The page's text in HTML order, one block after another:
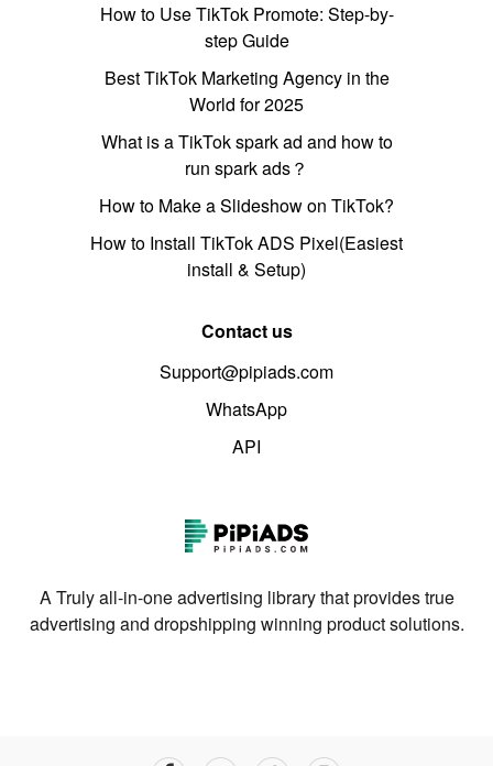
How to Use TikTok Promote: Step-by-
step Guide
Best TikTok Marketing Agency in the
World for 2025
What is a TikTok spark ad and how to
run spark ads？
How to Make a Slideshow on TikTok?
How to Install TikTok ADS Pixel(Easiest
install & Setup)
Contact us
Support@pipiads.com
WhatsApp
API
A Truly all-in-one advertising library that provides true
advertising and dropshipping winning product solutions.